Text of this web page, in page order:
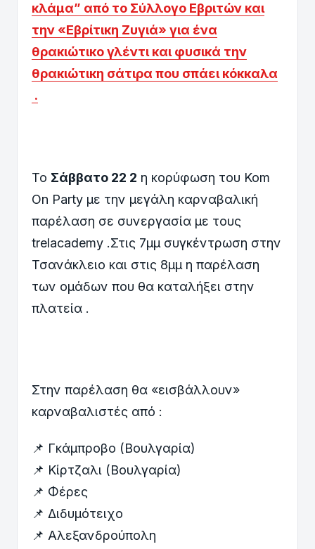
κλάμα” από το Σύλλογο Εβριτών και
την «Εβρίτικη Ζυγιά» για ένα
θρακιώτικο γλέντι και φυσικά την
θρακιώτικη σάτιρα που σπάει κόκκαλα
.
Το Σάββατο 22 2 η κορύφωση του Κοm
On Party με την μεγάλη καρναβαλική
παρέλαση σε συνεργασία με τους
trelacademy .Στις 7μμ συγκέντρωση στην
Τσανάκλειο και στις 8μμ η παρέλαση
των ομάδων που θα καταλήξει στην
πλατεία .
Στην παρέλαση θα «εισβάλλουν»
καρναβαλιστές από :
📌 Γκάμπροβο (Βουλγαρία)
📌 Κίρτζαλι (Βουλγαρία)
📌 Φέρες
📌 Διδυμότειχο
📌 Αλεξανδρούπολη